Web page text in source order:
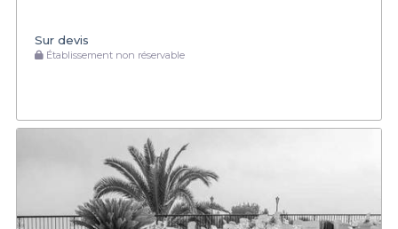
Sur devis
Établissement non réservable